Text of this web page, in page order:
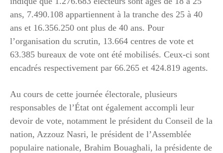
ans, 7.490.108 appartiennent à la tranche des 25 à 40
ans et 16.356.250 ont plus de 40 ans. Pour
l’organisation du scrutin, 13.664 centres de vote et
63.385 bureaux de vote ont été mobilisés. Ceux-ci sont
encadrés respectivement par 66.265 et 424.819 agents.
Au cours de cette journée électorale, plusieurs
responsables de l’État ont également accompli leur
devoir de vote, notamment le président du Conseil de la
nation, Azzouz Nasri, le président de l’Assemblée
populaire nationale, Brahim Bouaghali, la présidente de